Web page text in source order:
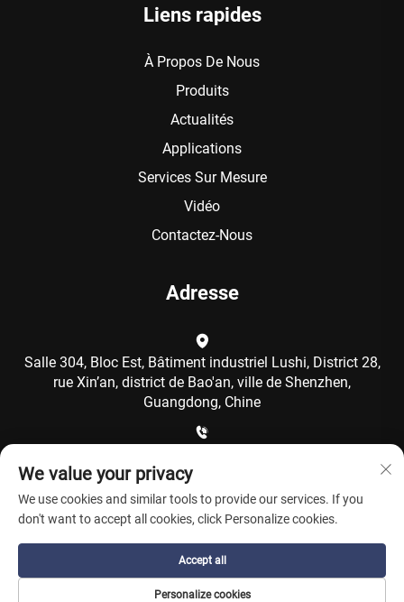
Liens rapides
À Propos De Nous
Produits
Actualités
Applications
Services Sur Mesure
Vidéo
Contactez-Nous
Adresse
Salle 304, Bloc Est, Bâtiment industriel Lushi, District 28,
rue Xin’an, district de Bao'an, ville de Shenzhen,
Guangdong, Chine
[email protected]
Copyright © Shenzhen Coolqing Technology Co., Ltd. Tous
We value your privacy
We use cookies and similar tools to provide our services. If you
don't want to accept all cookies, click Personalize cookies.
Personalize cookies
Accept all